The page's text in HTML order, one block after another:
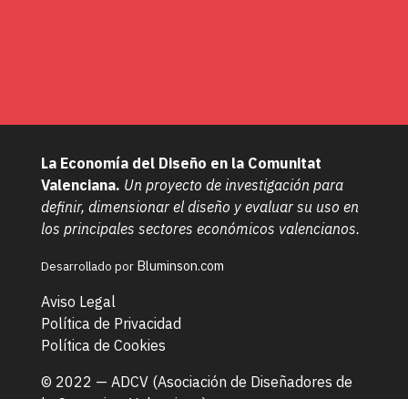
La Economía del Diseño en la Comunitat
Valenciana. Un proyecto de investigación para
definir, dimensionar el diseño y evaluar su uso en
los principales sectores económicos valencianos.
Desarrollado por Bluminson.com
Aviso Legal
Política de Privacidad
Política de Cookies
© 2022 — ADCV (Asociación de Diseñadores de